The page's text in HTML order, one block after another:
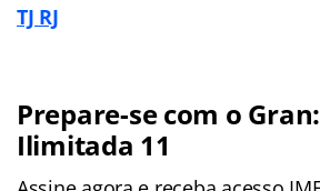
TJ RJ
Prepare-se com o
Ilimitada 11